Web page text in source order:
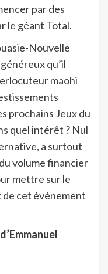
par des
le géant Total.
Nouvelle
qu’il
maohi
prochains Jeux du
quel intérêt ? Nul
a surtout
volume financier
mettre sur le
cet événement